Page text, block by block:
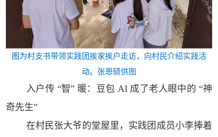
图为村支书带领实践团挨家挨户走访，向村民介绍实践活
动。张恩硕供图
入户传 “智” 暖：豆包 AI 成了老人眼中的 “神
奇先生”
在村民张大爷的堂屋里，实践团成员小李捧着